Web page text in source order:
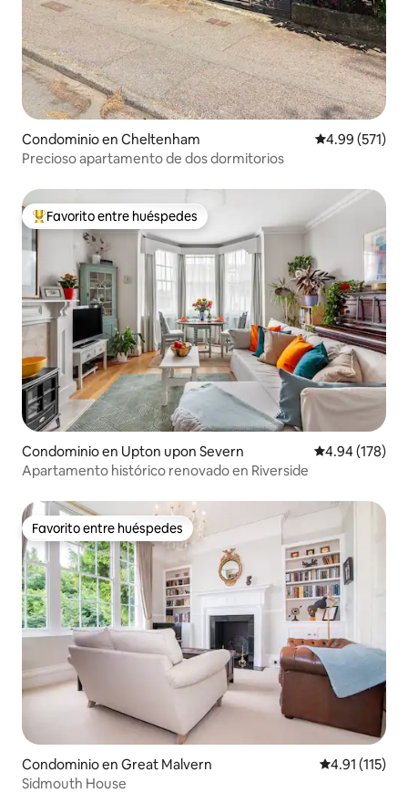
Condominio en Cheltenham Calificación
4.99 (571)
Precioso apartamento de dos dormitorios
De los mejores en Favorito entre huéspedes
Favorito entre huéspedes
Condominio en Upton upon Severn Calificación
4.94 (178)
Apartamento histórico renovado en Riverside
Favorito entre huéspedes
Favorito entre huéspedes
Condominio en Great Malvern Calificación
4.91 (115)
Sidmouth House